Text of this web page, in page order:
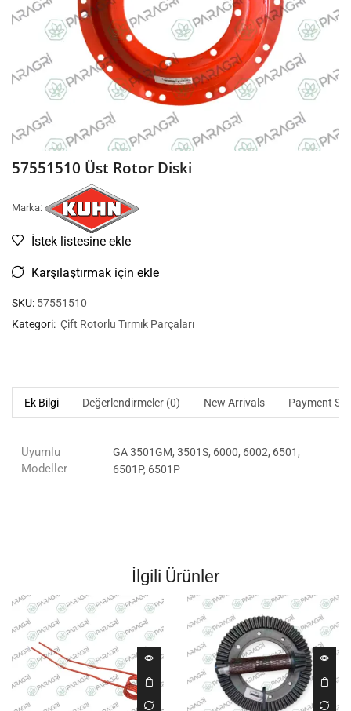
57551510 Üst Rotor Diski
Marka:
İstek listesine ekle
Karşılaştırmak için ekle
SKU: 57551510
Kategori: Çift Rotorlu Tırmık Parçaları
Ek Bilgi Değerlendirmeler (0) New Arrivals Payment
Uyumlu
Modeller
GA 3501GM, 3501S, 6000, 6002, 6501,
6501P, 6501P
İlgili Ürünler